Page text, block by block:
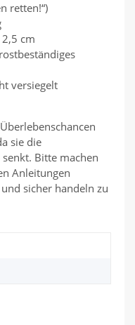
retten!“)
cm
versiegelt
sie die
Bitte machen
Anleitungen
sicher handeln zu